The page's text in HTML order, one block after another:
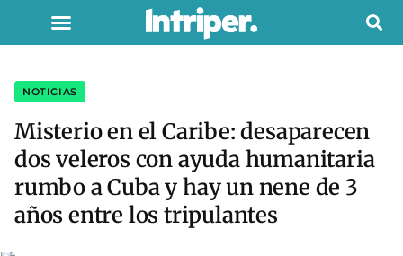
NOTICIAS
Misterio en el Caribe: desaparecen
dos veleros con ayuda humanitaria
rumbo a Cuba y hay un nene de 3
años entre los tripulantes